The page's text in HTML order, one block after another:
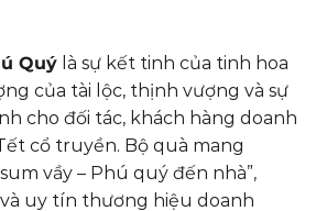
Quý là sự kết tinh của tinh hoa
của tài lộc, thịnh vượng và sự
cho đối tác, khách hàng doanh
cổ truyền. Bộ quà mang
vầy – Phú quý đến nhà”,
uy tín thương hiệu doanh